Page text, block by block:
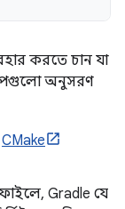
করতে চান যা
অনুসরণ
CMake
Gradle যে